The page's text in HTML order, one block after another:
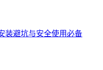
装避坑与安全使用必备